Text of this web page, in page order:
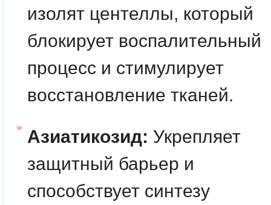
изолят центеллы, который
блокирует воспалительный
процесс и стимулирует
восстановление тканей.
Азиатикозид: Укрепляет
защитный барьер и
способствует синтезу